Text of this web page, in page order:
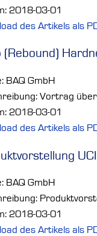
2018-03-01
des Artikels als
(Rebound)
BAQ GmbH
Vortrag
2018-03-01
des Artikels als
BAQ GmbH
2018-03-01
des Artikels als